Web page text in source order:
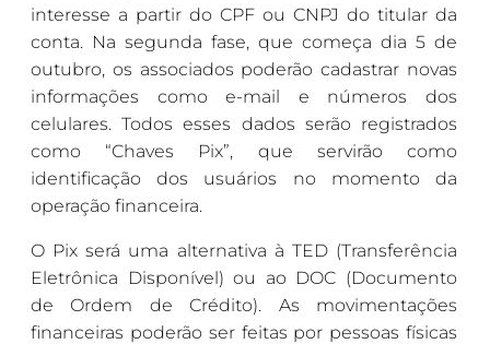
interesse a partir do CPF ou CNPJ do titular da
conta. Na segunda fase, que começa dia 5 de
outubro, os associados poderão cadastrar novas
informações como e-mail e números dos
celulares. Todos esses dados serão registrados
como “Chaves Pix”, que servirão como
identificação dos usuários no momento da
operação financeira.
O Pix será uma alternativa à TED (Transferência
Eletrônica Disponível) ou ao DOC (Documento
de Ordem de Crédito). As movimentações
financeiras poderão ser feitas por pessoas físicas